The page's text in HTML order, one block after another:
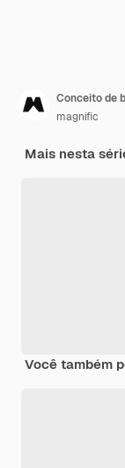
Conceito de
magnific
Mais nesta
Você também